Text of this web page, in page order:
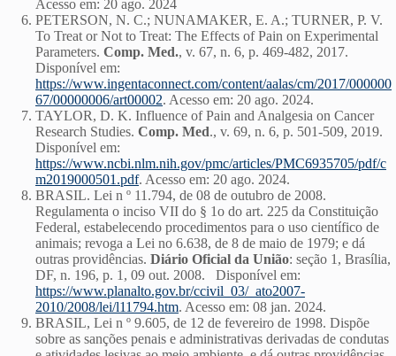
Acesso em: 20 ago. 2024
PETERSON, N. C.; NUNAMAKER, E. A.; TURNER, P. V.
To Treat or Not to Treat: The Effects of Pain on Experimental
Parameters. Comp. Med., v. 67, n. 6, p. 469-482, 2017.
Disponível em:
https://www.ingentaconnect.com/content/aalas/cm/2017/000000
67/00000006/art00002. Acesso em: 20 ago. 2024.
TAYLOR, D. K. Influence of Pain and Analgesia on Cancer
Research Studies. Comp. Med., v. 69, n. 6, p. 501-509, 2019.
Disponível em:
https://www.ncbi.nlm.nih.gov/pmc/articles/PMC6935705/pdf/c
m2019000501.pdf. Acesso em: 20 ago. 2024.
BRASIL. Lei n º 11.794, de 08 de outubro de 2008.
Regulamenta o inciso VII do § 1o do art. 225 da Constituição
Federal, estabelecendo procedimentos para o uso científico de
animais; revoga a Lei no 6.638, de 8 de maio de 1979; e dá
outras providências. Diário Oficial da União: seção 1, Brasília,
DF, n. 196, p. 1, 09 out. 2008. Disponível em:
https://www.planalto.gov.br/ccivil_03/_ato2007-
2010/2008/lei/l11794.htm. Acesso em: 08 jan. 2024.
BRASIL, Lei n º 9.605, de 12 de fevereiro de 1998. Dispõe
sobre as sanções penais e administrativas derivadas de condutas